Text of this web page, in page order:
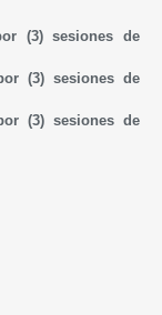
(3) sesiones de
(3) sesiones de
(3) sesiones de